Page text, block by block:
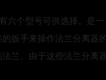
六个型号可供选择。是
扳手来操作法兰分离器
兰。由于这些法兰分离